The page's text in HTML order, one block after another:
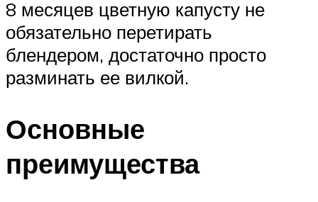
8 месяцев цветную капусту не
обязательно перетирать
блендером, достаточно просто
разминать ее вилкой.
Основные
преимущества